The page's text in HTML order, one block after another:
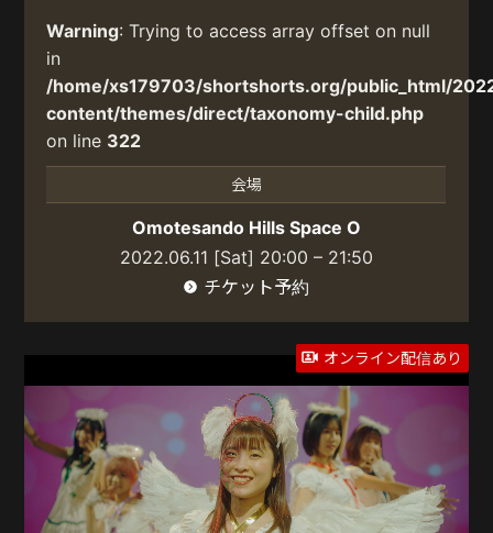
Warning: Trying to access array offset on null
in
/home/xs179703/shortshorts.org/public_html/
content/themes/direct/taxonomy-child.php
on line 322
会場
Omotesando Hills Space O
2022.06.11 [Sat] 20:00 – 21:50
チケット予約
オンライン配信あり